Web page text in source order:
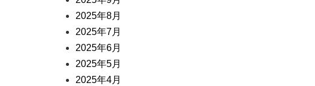
2025年8月
2025年7月
2025年6月
2025年5月
2025年4月